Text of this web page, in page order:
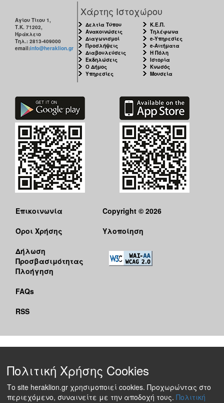
Αγίου Τίτου 1,
Τ.Κ. 71202,
Ηράκλειο
Τηλ.: 2813-409000
email:info@heraklion.gr
Χάρτης Ιστοχώρου
Δελτία Τύπου
Ανακοινώσεις
Διαγωνισμοί
Προσλήψεις
Διαβουλεύσεις
Εκδηλώσεις
Ο Δήμος
Υπηρεσίες
Κ.Ε.Π.
Τηλέφωνα
e-Υπηρεσίες
e-Αιτήματα
Η Πόλη
Ιστορία
Κνωσός
Μουσεία
Επικοινωνία
Όροι Χρήσης
Δήλωση
Προσβασιμότητας
Πλοήγηση
FAQs
RSS
Copyright © 2026
Υλοποίηση
Πολιτική Χρήσης Cookies
Το site heraklion.gr χρησιμοποιεί cookies. Προχωρώντας στο
περιεχόμενο, συναινείτε με την αποδοχή τους. Πολιτική